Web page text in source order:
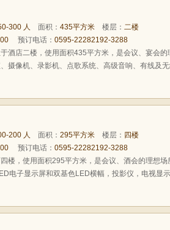
300 人 面积： 435平方米 楼层： 二楼
预订电话： 0595-22282192-3288
酒店二楼，使用面积435平方米，是会议、宴会
摄像机、录影机、点歌系统、高级音响、有线及
200 人 面积： 295平方米 楼层： 四楼
预订电话： 0595-22282192-3288
楼，使用面积295平方米，是会议、酒会的理想
电子显示屏和双基色LED横幅，投影仪，电视显